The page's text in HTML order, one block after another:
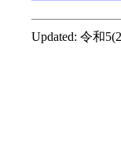
Updated: 令和